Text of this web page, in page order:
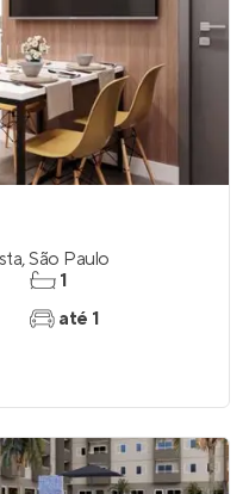
,São Paulo
1
até 1